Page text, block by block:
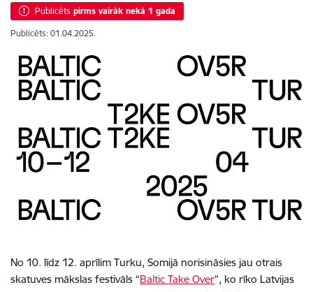
Publicēts pirms vairāk nekā 1 gada
Publicēts: 01.04.2025.
No 10. līdz 12. aprīlim Turku, Somijā norisināsies jau otrais
skatuves mākslas festivāls “Baltic Take Over”, ko rīko Latvijas